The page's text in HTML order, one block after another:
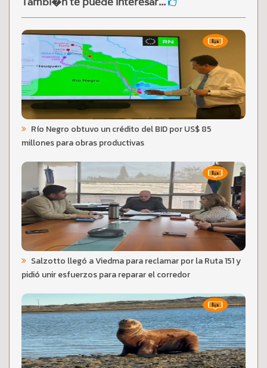
Río Negro obtuvo un crédito del BID por US$ 85
millones para obras productivas
Salzotto llegó a Viedma para reclamar por la Ruta 151 y
pidió unir esfuerzos para reparar el corredor